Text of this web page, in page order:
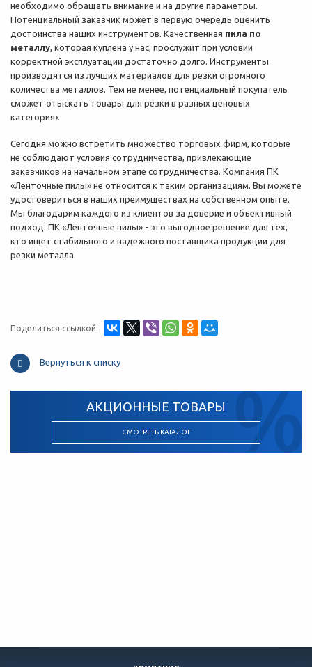
необходимо обращать внимание и на другие параметры.
Потенциальный заказчик может в первую очередь оценить
достоинства наших инструментов. Качественная пила по
металлу, которая куплена у нас, прослужит при условии
корректной эксплуатации достаточно долго. Инструменты
производятся из лучших материалов для резки огромного
количества металлов. Тем не менее, потенциальный покупатель
сможет отыскать товары для резки в разных ценовых
категориях.
Сегодня можно встретить множество торговых фирм, которые
не соблюдают условия сотрудничества, привлекающие
заказчиков на начальном этапе сотрудничества. Компания ПК
«Ленточные пилы» не относится к таким организациям. Вы можете
удостовериться в наших преимуществах на собственном опыте.
Мы благодарим каждого из клиентов за доверие и объективный
подход. ПК «Ленточные пилы» - это выгодное решение для тех,
кто ищет стабильного и надежного поставщика продукции для
резки металла.
Поделиться ссылкой:
Вернуться к списку
АКЦИОННЫЕ ТОВАРЫ
СМОТРЕТЬ КАТАЛОГ